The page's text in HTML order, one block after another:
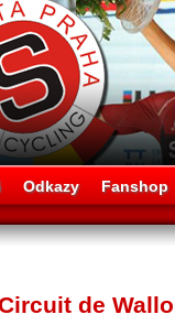
Odkazy Fanshop
de